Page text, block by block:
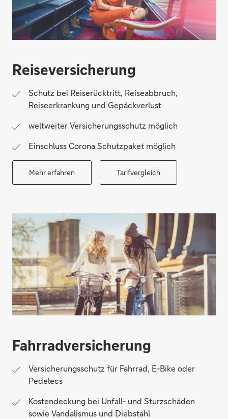
Reiseversicherung
Schutz bei Reiserücktritt, Reiseabbruch,
Reiseerkrankung und Gepäckverlust
weltweiter Versicherungsschutz möglich
Einschluss Corona Schutzpaket möglich
Mehr erfahren Tarifvergleich
Fahrradversicherung
Versicherungsschutz für Fahrrad, E-Bike oder
Pedelecs
Kostendeckung bei Unfall- und Sturzschäden
sowie Vandalismus und Diebstahl